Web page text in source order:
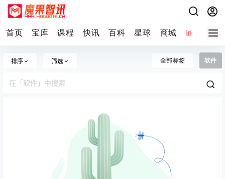
首页 宝库 课程 快讯 百科 星球 商城 image-2
排序 筛选 全部标签 软件